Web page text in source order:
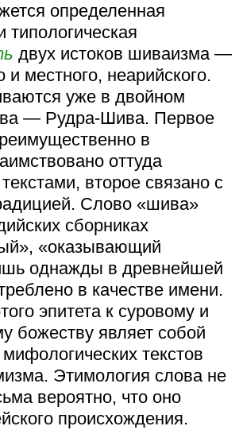
определенная
типологическая
двух истоков шиваизма —
и местного, неарийского.
уже в двойном
— Рудра-Шива. Первое
в
оттуда
второе связано с
Слово «шива»
сборниках
«оказывающий
однажды в древнейшей
в качестве имени.
эпитета к суровому и
божеству являет собой
текстов
Этимология слова не
вероятно, что оно
происхождения.